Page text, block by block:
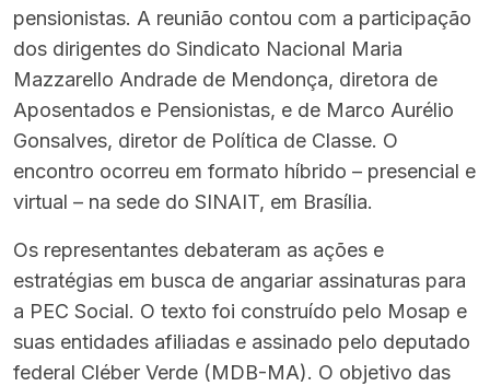
pensionistas. A reunião contou com a participação
dos dirigentes do Sindicato Nacional Maria
Mazzarello Andrade de Mendonça, diretora de
Aposentados e Pensionistas, e de Marco Aurélio
Gonsalves, diretor de Política de Classe. O
encontro ocorreu em formato híbrido – presencial e
virtual – na sede do SINAIT, em Brasília.
Os representantes debateram as ações e
estratégias em busca de angariar assinaturas para
a PEC Social. O texto foi construído pelo Mosap e
suas entidades afiliadas e assinado pelo deputado
federal Cléber Verde (MDB-MA). O objetivo das